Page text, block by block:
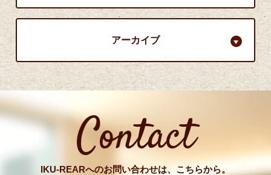
アーカイブ
Contact
IKU-REARへのお問い合わせは、こちらから。